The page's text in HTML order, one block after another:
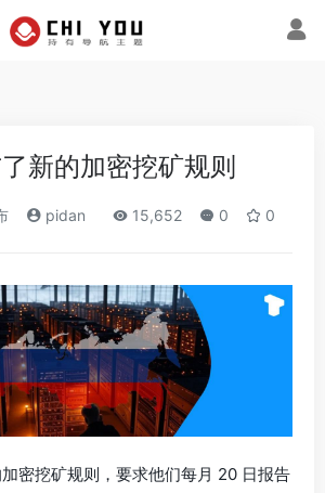
新的加密挖矿规则
pidan 15,652 0 0
密挖矿规则，要求他们每月 20 日报告